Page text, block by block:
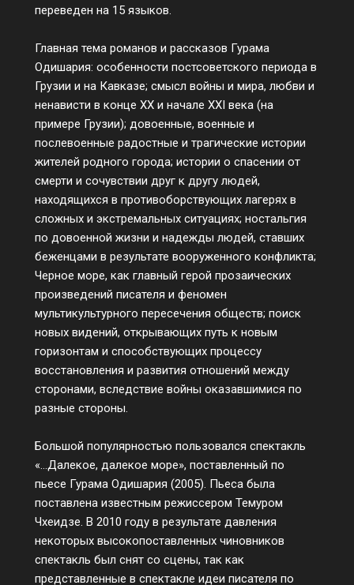
переведен на 15 языков.
Главная тема романов и рассказов Гурама
Одишария: особенности постсоветского периода в
Грузии и на Кавказе; смысл войны и мира, любви и
ненависти в конце ХХ и начале ХХI века (на
примере Грузии); довоенные, военные и
послевоенные радостные и трагические истории
жителей родного города; истории о спасении от
смерти и сочувствии друг к другу людей,
находящихся в противоборствующих лагерях в
сложных и экстремальных ситуациях; ностальгия
по довоенной жизни и надежды людей, ставших
беженцами в результате вооруженного конфликта;
Черное море, как главный герой прозаических
произведений писателя и феномен
мультикультурного пересечения обществ; поиск
новых видений, открывающих путь к новым
горизонтам и способствующих процессу
восстановления и развития отношений между
сторонами, вследствие войны оказавшимися по
разные стороны.
Большой популярностью пользовался спектакль
«…Далекое, далекое море», поставленный по
пьесе Гурама Одишария (2005). Пьеса была
поставлена известным режиссером Темуром
Чхеидзе. В 2010 году в результате давления
некоторых высокопоставленных чиновников
спектакль был снят со сцены, так как
представленные в спектакле идеи писателя по